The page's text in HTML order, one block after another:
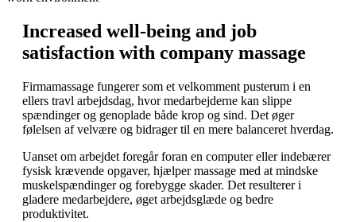
Increased well-being and job
satisfaction with company massage
Firmamassage fungerer som et velkomment pusterum i en
ellers travl arbejdsdag, hvor medarbejderne kan slippe
spændinger og genoplade både krop og sind. Det øger
følelsen af velvære og bidrager til en mere balanceret hverdag.
Uanset om arbejdet foregår foran en computer eller indebærer
fysisk krævende opgaver, hjælper massage med at mindske
muskelspændinger og forebygge skader. Det resulterer i
gladere medarbejdere, øget arbejdsglæde og bedre
produktivitet.